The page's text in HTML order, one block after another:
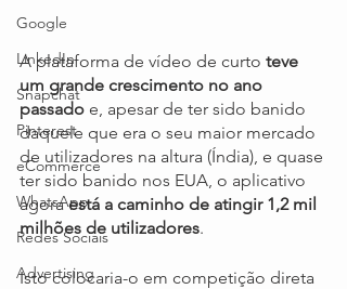
Google
LinkedIn
Snapchat
Pinterest
eCommerce
WhatsApp
Redes Sociais
Advertising
A plataforma de vídeo de curto teve
um grande crescimento no ano
passado e, apesar de ter sido banido
daquele que era o seu maior mercado
de utilizadores na altura (Índia), e quase
ter sido banido nos EUA, o aplicativo
agora está a caminho de atingir 1,2 mil
milhões de utilizadores.
Isto colocaria-o em competição direta